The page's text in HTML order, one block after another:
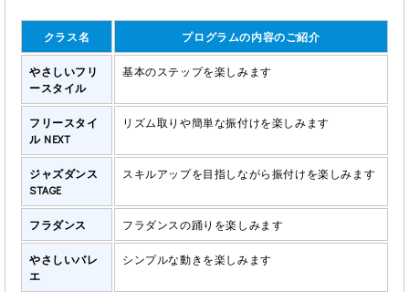
クラス名 プログラムの内容のご紹介
やさしいフリ
ースタイル
基本のステップを楽しみます
フリースタイ
ル NEXT
リズム取りや簡単な振付けを楽しみます
ジャズダンス
STAGE
スキルアップを目指しながら振付けを楽しみます
フラダンス フラダンスの踊りを楽しみます
やさしいバレ
エ
シンプルな動きを楽しみます